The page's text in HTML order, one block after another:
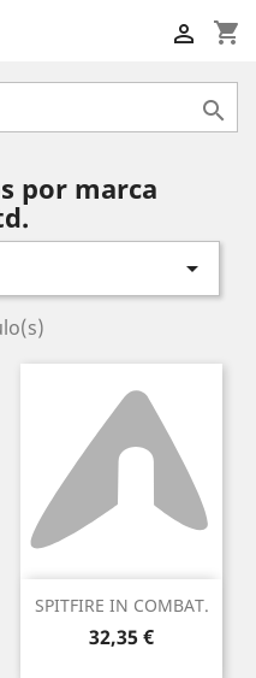
shopping_cart


por marca

SPITFIRE IN COMBAT.
Precio
32,35 €